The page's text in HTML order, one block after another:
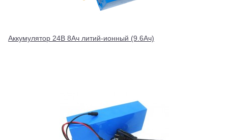
Аккумулятор 24В 8Ач литий-ионный (9.6Ач)